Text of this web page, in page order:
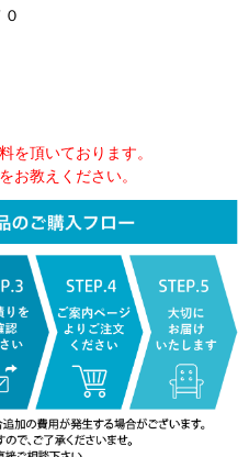
を頂いております。
お教えください。